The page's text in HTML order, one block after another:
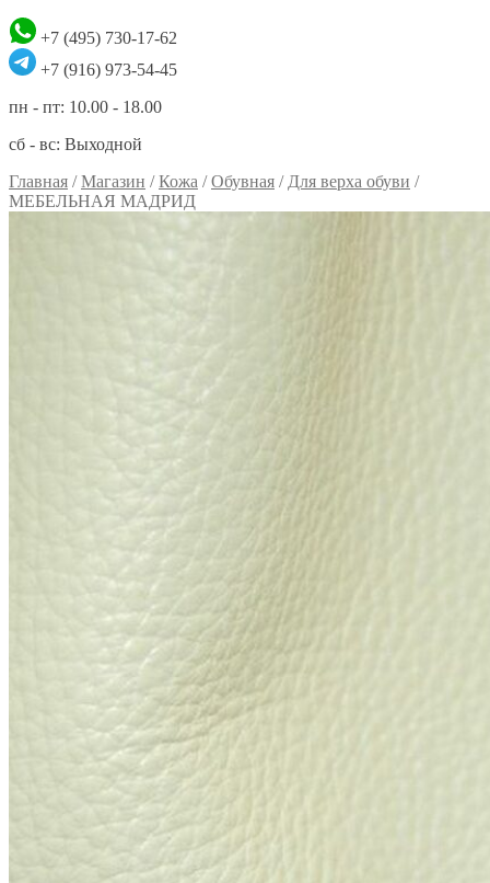
+7 (495) 730-17-62
+7 (916) 973-54-45
пн - пт: 10.00 - 18.00
сб - вс: Выходной
Главная /Магазин /Кожа /Обувная / Для верха обуви /
МЕБЕЛЬНАЯ МАДРИД